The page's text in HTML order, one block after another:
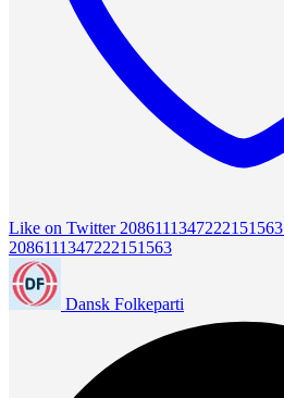
Like on Twitter 2086111347222151563
2086111347222151563
Dansk Folkeparti